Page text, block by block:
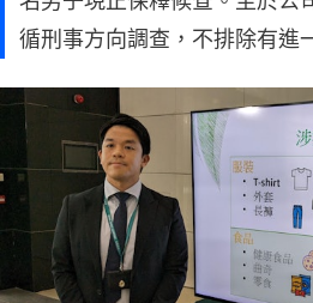
循刑事方向調查，不排除有進